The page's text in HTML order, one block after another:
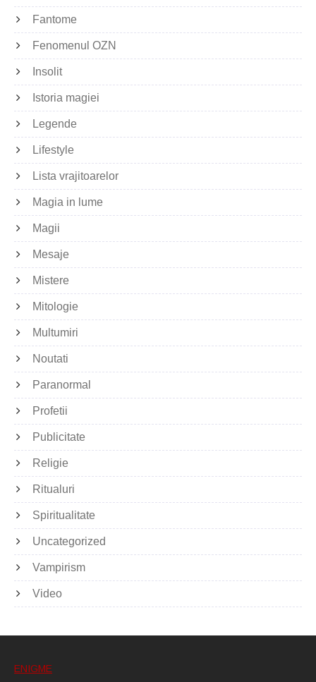
Fantome
Fenomenul OZN
Insolit
Istoria magiei
Legende
Lifestyle
Lista vrajitoarelor
Magia in lume
Magii
Mesaje
Mistere
Mitologie
Multumiri
Noutati
Paranormal
Profetii
Publicitate
Religie
Ritualuri
Spiritualitate
Uncategorized
Vampirism
Video
ENIGME